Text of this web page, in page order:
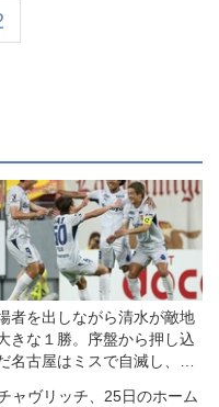
者を出しながら清水が敵地
きな１勝。序盤から押し込
名古屋はミスで自滅し、悔
ャヴリッチ、25日のホーム